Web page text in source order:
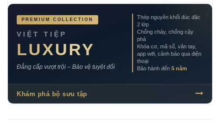
PREMIUM COLLECTION
VIỆT TIỆP
LUXURY
Đẳng cấp vượt trội – Bảo vệ tuyệt đối
Thép nguyên khối đúc đặc
2 lớp
Chống cháy, chống cậy
phá
Khóa cơ, mã số, vân tay,
app wifi, cảnh báo qua điện
thoại
Bảo hành đến 5 năm
Khám phá bộ sưu tập